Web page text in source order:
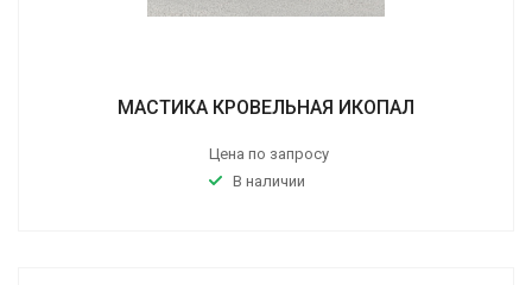
МАСТИКА КРОВЕЛЬНАЯ ИКОПАЛ
Цена по запросу
В наличии